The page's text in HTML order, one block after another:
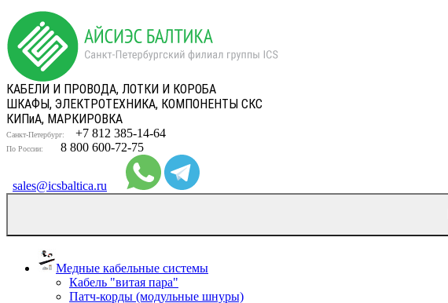
КАБЕЛИ И ПРОВОДА, ЛОТКИ И КОРОБА
ШКАФЫ, ЭЛЕКТРОТЕХНИКА, КОМПОНЕНТЫ СКС
КИПиА, МАРКИРОВКА
Санкт-Петербург: +7 812 385-14-64
По России: 8 800 600-72-75
sales@icsbaltica.ru
Медные кабельные системы
Кабель "витая пара"
Патч-корды (модульные шнуры)